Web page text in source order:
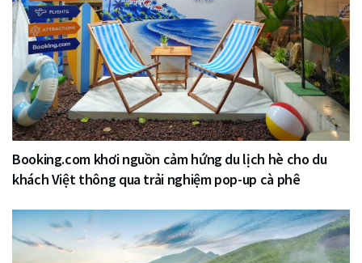
Booking.com khơi nguồn cảm hứng du lịch hè cho du
khách Việt thông qua trải nghiệm pop-up cà phê